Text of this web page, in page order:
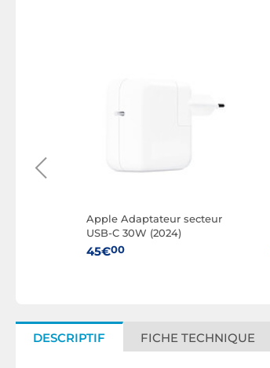
Apple Adaptateur secteur
USB-C 30W (2024)
45€00
DESCRIPTIF FICHE TECHNIQUE